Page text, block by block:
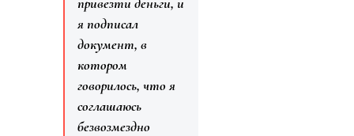
я подписал
документ, в
котором
говорилось, что я
соглашаюсь
безвозмездно